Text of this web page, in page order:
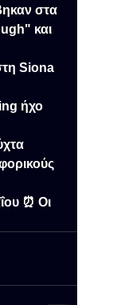
στα
και
Siona
ήχο
⏰ Οι